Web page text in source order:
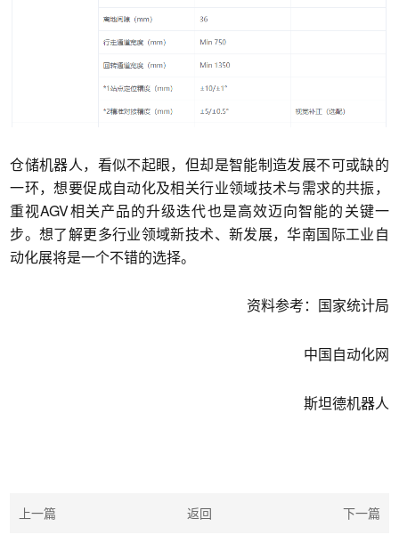
仓储机器人，看似不起眼，但却是智能制造发展不可或缺的
一环，想要促成自动化及相关行业领域技术与需求的共振，
重视AGV相关产品的升级迭代也是高效迈向智能的关键一
步。想了解更多行业领域新技术、新发展，华南国际工业自
动化展将是一个不错的选择。
资料参考：国家统计局
中国自动化网
斯坦德机器人
上一篇 返回 下一篇